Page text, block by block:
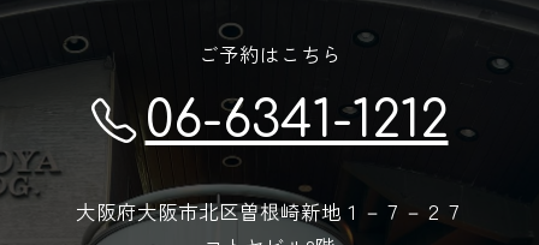
ご予約はこちら
06-6341-1212
大阪府大阪市北区曽根崎新地１－７－２７